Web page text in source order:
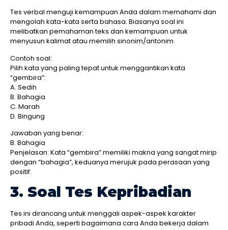
Tes verbal menguji kemampuan Anda dalam memahami dan
mengolah kata-kata serta bahasa. Biasanya soal ini
melibatkan pemahaman teks dan kemampuan untuk
menyusun kalimat atau memilih sinonim/antonim.
Contoh soal:
Pilih kata yang paling tepat untuk menggantikan kata
“gembira”:
A. Sedih
B. Bahagia
C. Marah
D. Bingung
Jawaban yang benar:
B. Bahagia
Penjelasan: Kata “gembira” memiliki makna yang sangat mirip
dengan “bahagia”, keduanya merujuk pada perasaan yang
positif.
3. Soal Tes Kepribadian
Tes ini dirancang untuk menggali aspek-aspek karakter
pribadi Anda, seperti bagaimana cara Anda bekerja dalam